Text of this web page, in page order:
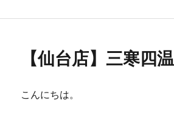
【仙台店】三寒四温
こんにちは。